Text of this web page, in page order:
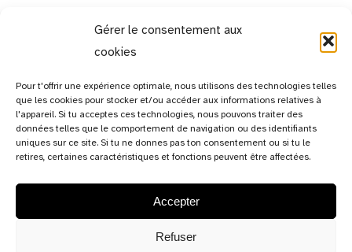
Gérer le consentement aux
cookies
Pour t'offrir une expérience optimale, nous utilisons des technologies telles
que les cookies pour stocker et/ou accéder aux informations relatives à
l'appareil. Si tu acceptes ces technologies, nous pouvons traiter des
données telles que le comportement de navigation ou des identifiants
uniques sur ce site. Si tu ne donnes pas ton consentement ou si tu le
retires, certaines caractéristiques et fonctions peuvent être affectées.
Accepter
Refuser